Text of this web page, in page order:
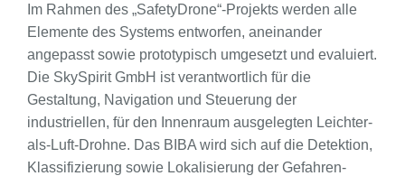
Im Rahmen des „SafetyDrone“-Projekts werden alle
Elemente des Systems entworfen, aneinander
angepasst sowie prototypisch umgesetzt und evaluiert.
Die SkySpirit GmbH ist verantwortlich für die
Gestaltung, Navigation und Steuerung der
industriellen, für den Innenraum ausgelegten Leichter-
als-Luft-Drohne. Das BIBA wird sich auf die Detektion,
Klassifizierung sowie Lokalisierung der Gefahren-